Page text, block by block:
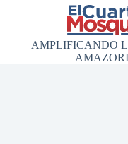
AMPLIFICANDO